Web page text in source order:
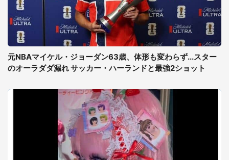
元NBAマイケル・ジョーダン63歳、体形も変わらず...スター
のオーラダダ漏れ サッカー・ハーランドと最強2ショット